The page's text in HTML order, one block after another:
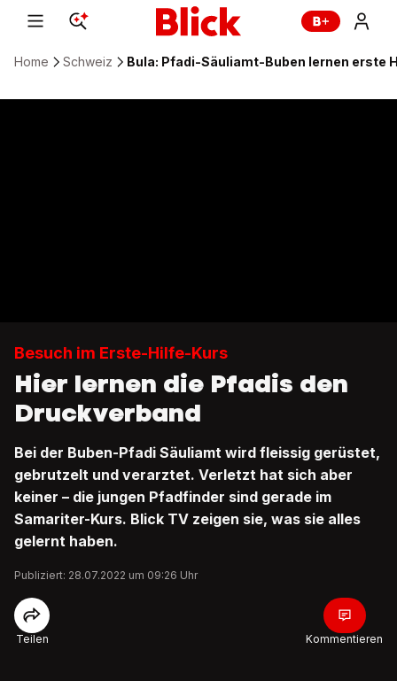
Home Schweiz Bula: Pfadi-Säuliamt-Buben lernen erste
Besuch im Erste-Hilfe-Kurs
Hier lernen die Pfadis den
Druckverband
Bei der Buben-Pfadi Säuliamt wird fleissig gerüstet,
gebrutzelt und verarztet. Verletzt hat sich aber
keiner – die jungen Pfadfinder sind gerade im
Samariter-Kurs. Blick TV zeigen sie, was sie alles
gelernt haben.
Publiziert: 28.07.2022 um 09:26 Uhr
Teilen Kommentieren